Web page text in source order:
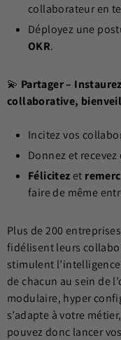
collaborateur en
Déployez une
OKR.
💫 Partager –
collaborative,
Incitez vos
Donnez et recevez
Félicitez et
faire de même
Plus de 200
fidélisent leurs
stimulent
de chacun au sein de
modulaire, hyper
s’adapte à votre
pouvez donc lancer